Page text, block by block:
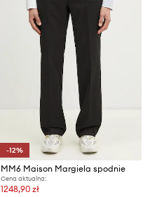
-12%
MM6 Maison Margiela spodnie
Cena aktualna:
1248,90 zł